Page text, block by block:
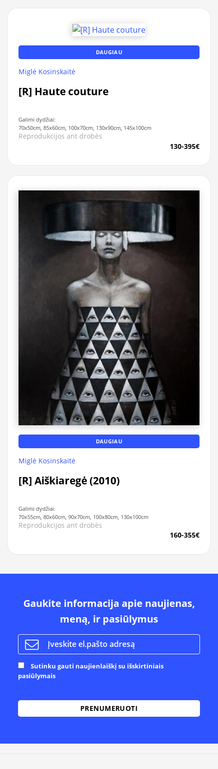
DAUGIAU
Miglė Kosinskaitė
[R] Haute couture
Galimi dydžiai:
70x50cm, 85x60cm, 100x70cm, 130x90cm, 145x100cm
Reprodukcijos ant drobės
130-395€
DAUGIAU
Miglė Kosinskaitė
[R] Aiškiaregė (2010)
Galimi dydžiai:
70x55cm, 80x60cm, 90x70cm, 100x80cm, 130x100cm
Reprodukcijos ant drobės
160-355€
Gaukite informacija apie naujienas,
meną, ir pasiūlymus
Sutinku gauti naujienlaiškį su išskirtiniais
pasiūlymais